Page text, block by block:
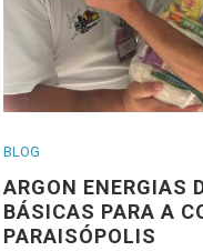
BLOG
ARGON ENERGIAS
BÁSICAS PARA A
PARAISÓPOLIS